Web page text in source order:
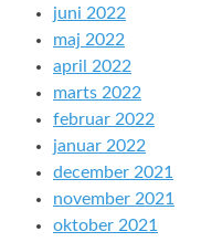
juni 2022
maj 2022
april 2022
marts 2022
februar 2022
januar 2022
december 2021
november 2021
oktober 2021